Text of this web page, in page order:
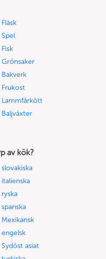
Fläsk
Spel
Fisk
Grönsaker
Bakverk
Frukost
Lammfårkött
Baljväxter
av kök?
slovakiska
italienska
ryska
spanska
Mexikansk
engelsk
Sydöst asiat